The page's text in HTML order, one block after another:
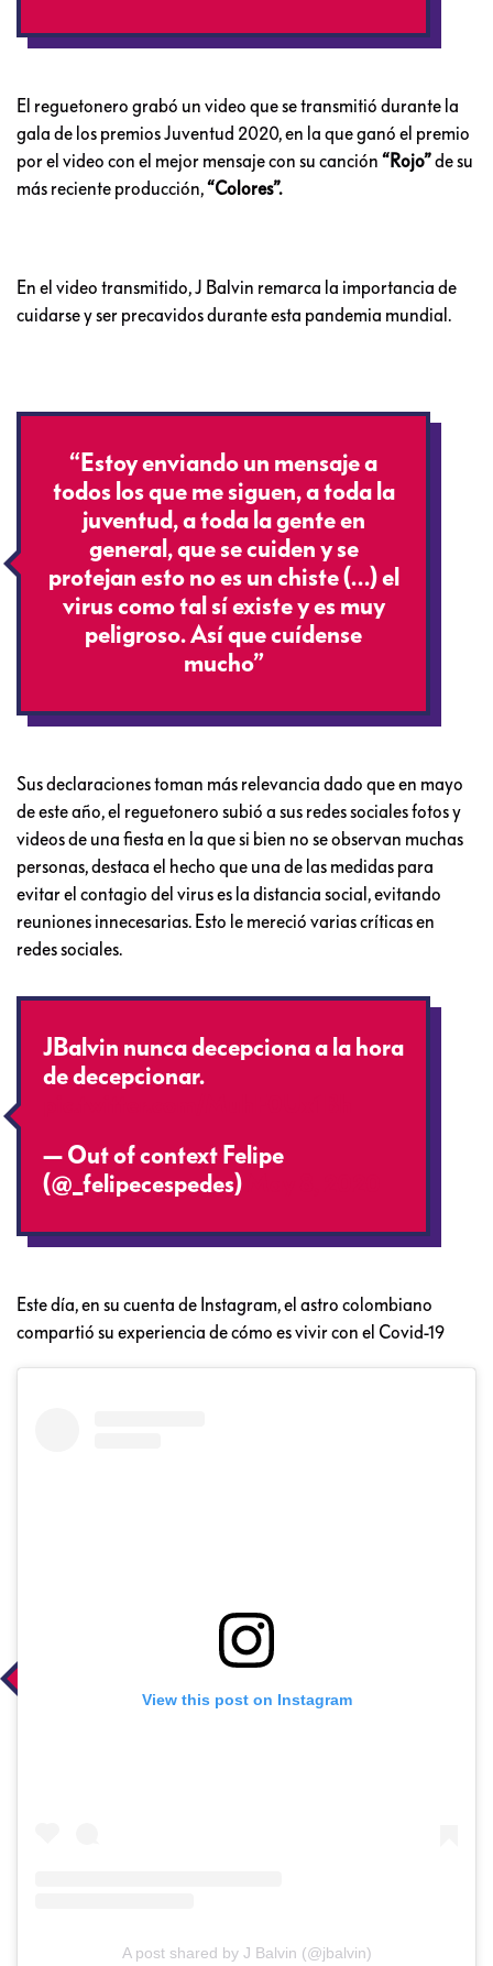
El reguetonero grabó un video que se transmitió durante la
gala de los premios Juventud 2020, en la que ganó el premio
por el video con el mejor mensaje con su canción “Rojo”de su
más reciente producción,“Colores”.
En el video transmitido, J Balvin remarca la importancia de
cuidarse y ser precavidos durante esta pandemia mundial.
“Estoy enviando un mensaje a
todos los que me siguen, a toda la
juventud, a toda la gente en
general, que se cuiden y se
protejan esto no es un chiste (…) el
virus como tal sí existe y es muy
peligroso. Así que cuídense
mucho”
Sus declaraciones toman más relevancia dado que en mayo
de este año, el reguetonero subió a sus redes sociales fotos y
videos de una fiesta en la que si bien no se observan muchas
personas, destaca el hecho que una de las medidas para
evitar el contagio del virus es la distancia social, evitando
reuniones innecesarias. Esto le mereció varias críticas en
redes sociales.
JBalvin nunca decepciona a la hora
de decepcionar.
— Out of context Felipe
(@_felipecespedes)
Este día, en su cuenta de Instagram, el astro colombiano
compartió su experiencia de cómo es vivir con el Covid-19
View this post on Instagram
A post shared by J Balvin (@jbalvin)